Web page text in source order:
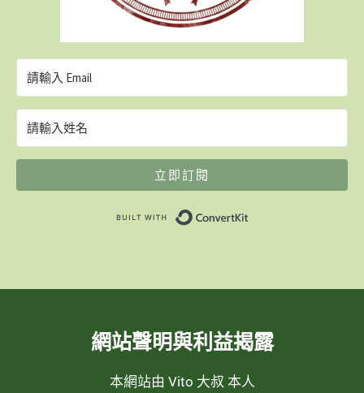
立即訂閱
網站聲明與利益揭露
本網站由 Vito 大叔 本人